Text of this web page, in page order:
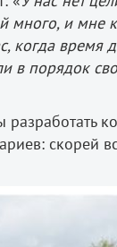
и мне
когда
порядок
скорей